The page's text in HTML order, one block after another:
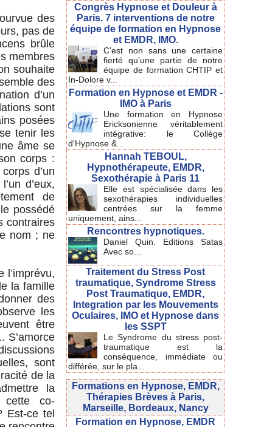
des
pas de
brûle
membres
souhaite
des
d’un
sont
posées
tenir les
âme se
corps :
d’un
d’eux,
de
possédé
contraires
nom ; ne
l’imprévu,
la famille
des
les
être
S’amorce
sont
de la
la
cette co-
Est-ce tel
Congrès Hypnose et Douleur à
Paris. 7 interventions de notre
équipe de formation en Hypnose
et EMDR, IMO.
C’est non sans une certaine
fierté qu’une partie de notre
équipe de formation CHTIP et
In-Dolore v...
Formation en Hypnose et EMDR -
IMO à Paris
Une formation en Hypnose
Ericksonienne véritablement
intégrative: le Collège
d'Hypnose &...
Hannah TEBOUL,
Hypnothérapeute, EMDR,
Sexothérapie à Paris 11
Elle est spécialisée dans les
sexothérapies individuelles
centrées sur la femme
uniquement, ains...
Rencontres hypnotiques.
Daniel Quin. Editions Satas
Avec so...
Traitement du Stress Post
traumatique, Syndrome Stress
Post Traumatique, EMDR,
Integration par les Mouvements
Oculaires, IMO et Hypnose dans
les SSPT
Le Syndrome du stress post-
traumatique est la
conséquence, immédiate ou
différée, sur le pla...
Formations en Hypnose, EMDR,
Thérapies Brèves à Paris,
Marseille, Bordeaux, Nancy
Formation en Hypnose, EMDR